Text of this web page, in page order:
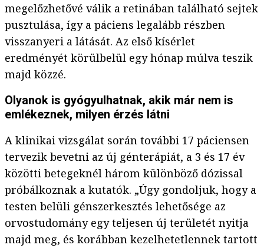
megelőzhetővé válik a retinában található sejtek
pusztulása, így a páciens legalább részben
visszanyeri a látását. Az első kísérlet
eredményét körülbelül egy hónap múlva teszik
majd közzé.
Olyanok is gyógyulhatnak, akik már nem is
emlékeznek, milyen érzés látni
A klinikai vizsgálat során további 17 páciensen
tervezik bevetni az új génterápiát, a 3 és 17 év
közötti betegeknél három különböző dózissal
próbálkoznak a kutatók. „Úgy gondoljuk, hogy a
testen belüli génszerkesztés lehetősége az
orvostudomány egy teljesen új területét nyitja
majd meg, és korábban kezelhetetlennek tartott